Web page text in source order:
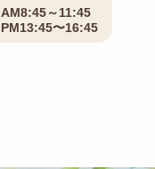
AM8:45～11:45
PM13:45〜16:45